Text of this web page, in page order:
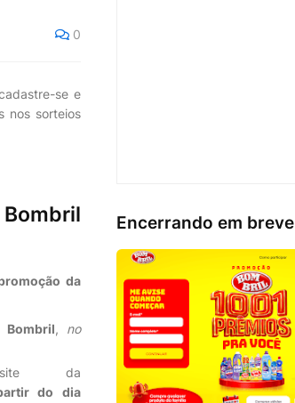
0
se e
nos sorteios
da
, no
da
do dia
Encerrando em breve